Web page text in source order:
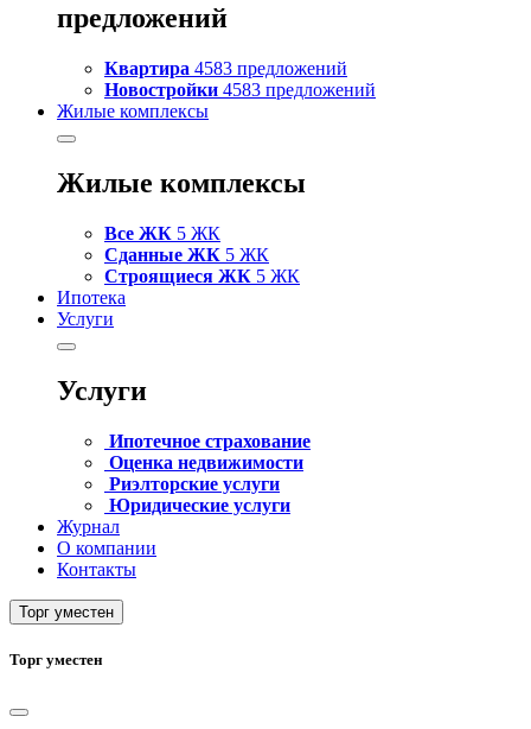
предложений
Квартира 4583 предложений
Новостройки 4583 предложений
Жилые комплексы
Жилые комплексы
Все ЖК 5 ЖК
Сданные ЖК 5 ЖК
Строящиеся ЖК 5 ЖК
Ипотека
Услуги
Услуги
Ипотечное страхование
Оценка недвижимости
Риэлторские услуги
Юридические услуги
Журнал
О компании
Контакты
Торг уместен
Торг уместен